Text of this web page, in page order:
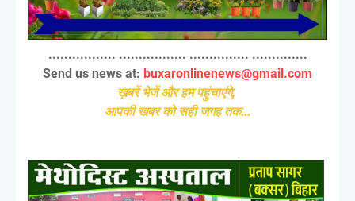
................. ................. ............... ..............
Send us news at: buxaronlinenews@gmail.com
ख़बरें भेजें और हम पहुंचाएंगे,
आपकी खबर को सही जगह तक...